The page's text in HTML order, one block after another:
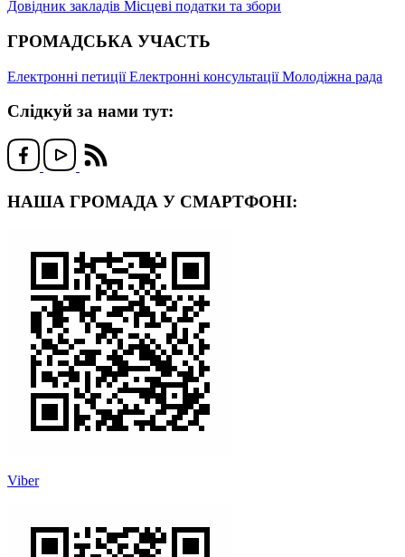
Довідник закладів Місцеві податки та збори
ГРОМАДСЬКА УЧАСТЬ
Електронні петиціїЕлектронні консультаціїМолодіжна рада
Слідкуй за нами тут:
НАША ГРОМАДА У СМАРТФОНІ:
Viber